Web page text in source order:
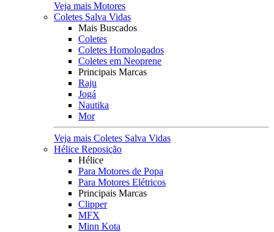
Veja mais Motores
Coletes Salva Vidas
Mais Buscados
Coletes
Coletes Homologados
Coletes em Neoprene
Principais Marcas
Raju
Jogá
Nautika
Mor
Veja mais Coletes Salva Vidas
Hélice Reposição
Hélice
Para Motores de Popa
Para Motores Elétricos
Principais Marcas
Clipper
MFX
Minn Kota